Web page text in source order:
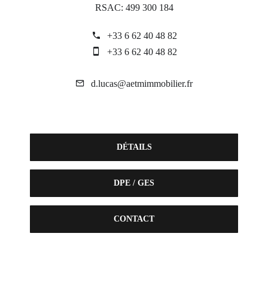
RSAC: 499 300 184
+33 6 62 40 48 82
+33 6 62 40 48 82
d.lucas@aetmimmobilier.fr
DÉTAILS
DPE / GES
CONTACT